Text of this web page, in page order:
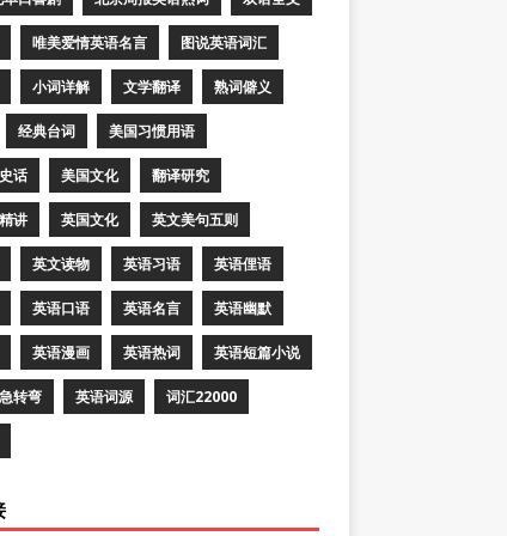
唯美爱情英语名言 图说英语词汇
小词详解 文学翻译 熟词僻义
经典台词 美国习惯用语
话 美国文化 翻译研究
讲 英国文化 英文美句五则
英文读物 英语习语 英语俚语
英语口语 英语名言 英语幽默
英语漫画 英语热词 英语短篇小说
转弯 英语词源 词汇22000